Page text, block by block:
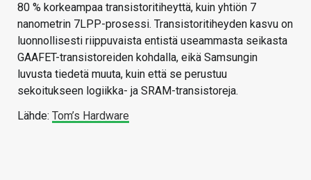
80 % korkeampaa transistoritiheyttä, kuin yhtiön 7
nanometrin 7LPP-prosessi. Transistoritiheyden kasvu on
luonnollisesti riippuvaista entistä useammasta seikasta
GAAFET-transistoreiden kohdalla, eikä Samsungin
luvusta tiedetä muuta, kuin että se perustuu
sekoitukseen logiikka- ja SRAM-transistoreja.
Lähde: Tom’s Hardware